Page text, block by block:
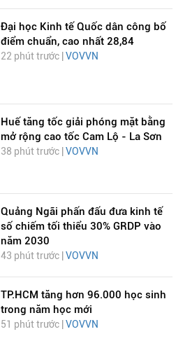
Đại học Kinh tế Quốc dân công bố
điểm chuẩn, cao nhất 28,84
22 phút trước | VOVVN
Huế tăng tốc giải phóng mặt bằng
mở rộng cao tốc Cam Lộ - La Sơn
38 phút trước | VOVVN
Quảng Ngãi phấn đấu đưa kinh tế
số chiếm tối thiểu 30% GRDP vào
năm 2030
43 phút trước | VOVVN
TP.HCM tăng hơn 96.000 học sinh
trong năm học mới
51 phút trước | VOVVN